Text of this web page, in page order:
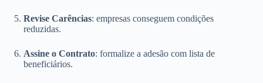
Revise Carências: empresas conseguem condições
reduzidas.
Assine o Contrato: formalize a adesão com lista de
beneficiários.